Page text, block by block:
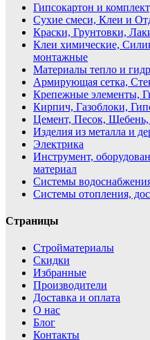
Гипсокартон и
Сухие смеси, Клеи и
Краски, Грунтовки,
Клеи химические,
монтажные
Материалы тепло и
Армирующая сетка,
Крепежные элементы,
Кирпич, Газоблоки,
Цемент, Песок, Щебень,
Изделия из металла и
Электрика
Инструмент,
материал
Системы
Системы отопления,
Страницы
Cтройматериалы
Скидки
Избранные
Производители
Доставка и оплата
О нас
Блог
Контакты